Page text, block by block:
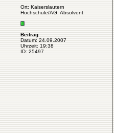
Ort: Kaiserslautern
Hochschule/AG: Absolvent
Beitrag
Datum: 24.09.2007
Uhrzeit: 19:38
ID: 25497